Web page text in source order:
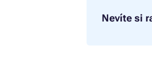
Nevíte si